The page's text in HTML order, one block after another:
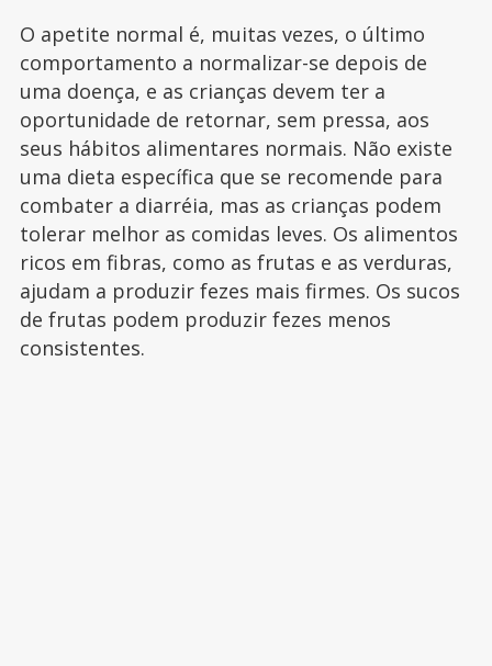
O apetite normal é, muitas vezes, o último
comportamento a normalizar-se depois de
uma doença, e as crianças devem ter a
oportunidade de retornar, sem pressa, aos
seus hábitos alimentares normais. Não existe
uma dieta específica que se recomende para
combater a diarréia, mas as crianças podem
tolerar melhor as comidas leves. Os alimentos
ricos em fibras, como as frutas e as verduras,
ajudam a produzir fezes mais firmes. Os sucos
de frutas podem produzir fezes menos
consistentes.